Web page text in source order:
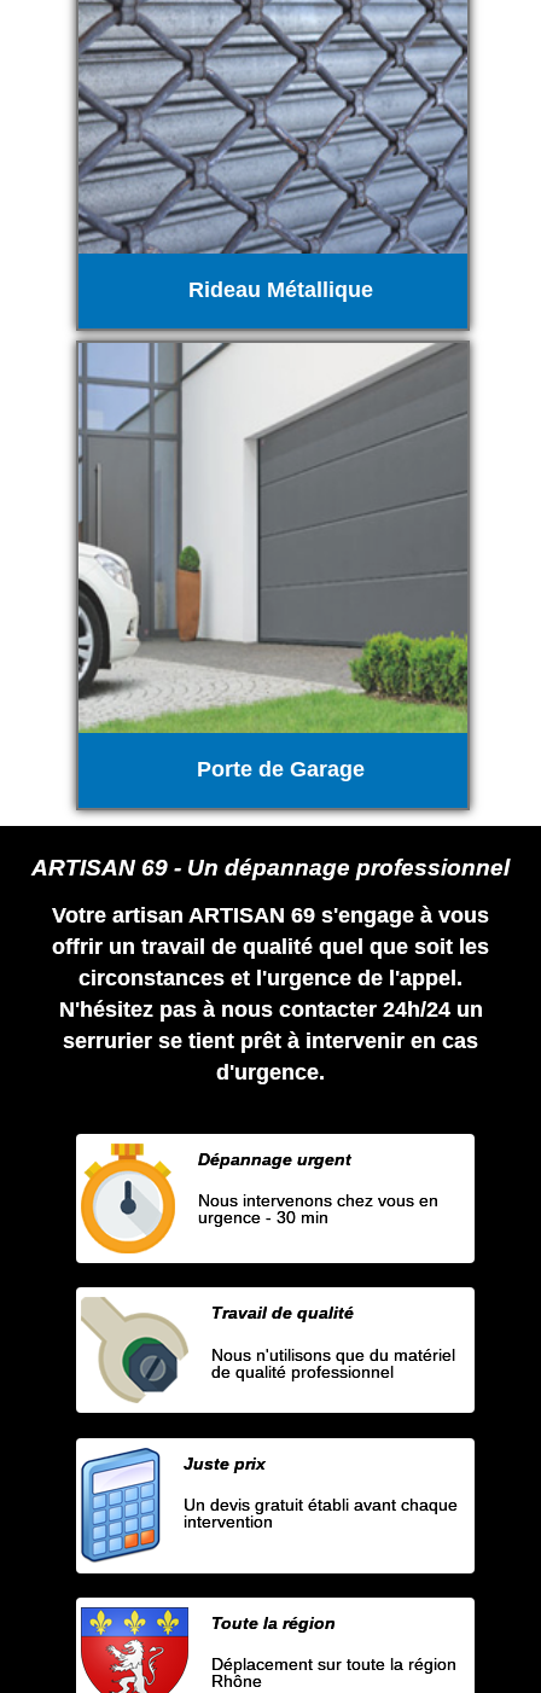
Rideau Métallique
Porte de Garage
ARTISAN 69 - Un dépannage professionnel
Votre artisan ARTISAN 69 s'engage à vous
offrir un travail de qualité quel que soit les
circonstances et l'urgence de l'appel.
N'hésitez pas à nous contacter 24h/24 un
serrurier se tient prêt à intervenir en cas
d'urgence.
Dépannage urgent
Nous intervenons chez vous en
urgence - 30 min
Travail de qualité
Nous n'utilisons que du matériel
de qualité professionnel
Juste prix
Un devis gratuit établi avant chaque
intervention
Toute la région
Déplacement sur toute la région
Rhône